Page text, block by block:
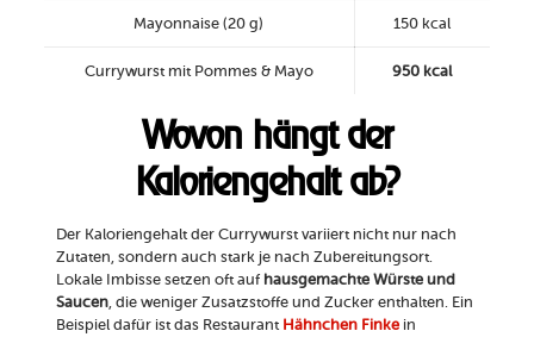
Mayonnaise (20 g) 150 kcal
Currywurst mit Pommes & Mayo 950 kcal
Wovon hängt der
Kaloriengehalt ab?
Der Kaloriengehalt der Currywurst variiert nicht nur nach
Zutaten, sondern auch stark je nach Zubereitungsort.
Lokale Imbisse setzen oft auf hausgemachte Würste und
Saucen, die weniger Zusatzstoffe und Zucker enthalten. Ein
Beispiel dafür ist das Restaurant Hähnchen Finkein